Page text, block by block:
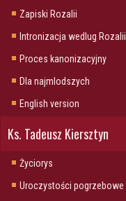
Zapiski Rozalii
Intronizacja wedlug Rozalii
Proces kanonizacyjny
Dla najmlodszych
English version
Ks. Tadeusz Kiersztyn
Życiorys
Uroczystości pogrzebowe